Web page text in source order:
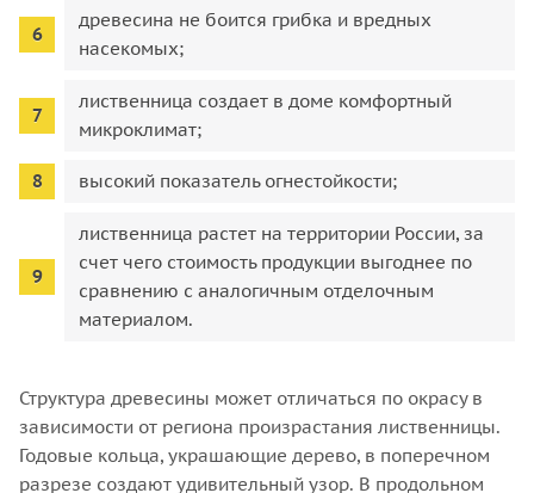
древесина не боится грибка и вредных
насекомых;
лиственница создает в доме комфортный
микроклимат;
высокий показатель огнестойкости;
лиственница растет на территории России, за
счет чего стоимость продукции выгоднее по
сравнению с аналогичным отделочным
материалом.
Структура древесины может отличаться по окрасу в
зависимости от региона произрастания лиственницы.
Годовые кольца, украшающие дерево, в поперечном
разрезе создают удивительный узор. В продольном